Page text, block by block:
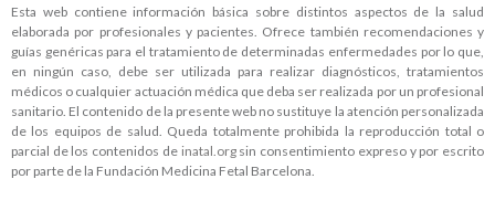
Esta web contiene información básica sobre distintos aspectos de la salud
elaborada por profesionales y pacientes. Ofrece también recomendaciones y
guías genéricas para el tratamiento de determinadas enfermedades por lo que,
en ningún caso, debe ser utilizada para realizar diagnósticos, tratamientos
médicos o cualquier actuación médica que deba ser realizada por un profesional
sanitario. El contenido de la presente web no sustituye la atención personalizada
de los equipos de salud. Queda totalmente prohibida la reproducción total o
parcial de los contenidos de inatal.orgsin consentimiento expreso y por escrito
por parte de la Fundación Medicina Fetal Barcelona.